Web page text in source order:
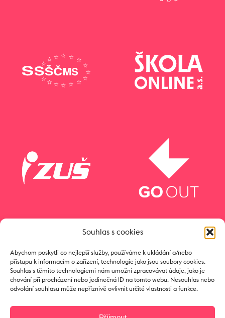
Souhlas s cookies
Abychom poskytli co nejlepší služby, používáme k ukládání a/nebo
přístupu k informacím o zařízení, technologie jako jsou soubory cookies.
Souhlas s těmito technologiemi nám umožní zpracovávat údaje, jako je
chování při procházení nebo jedinečná ID na tomto webu. Nesouhlas nebo
odvolání souhlasu může nepříznivě ovlivnit určité vlastnosti a funkce.